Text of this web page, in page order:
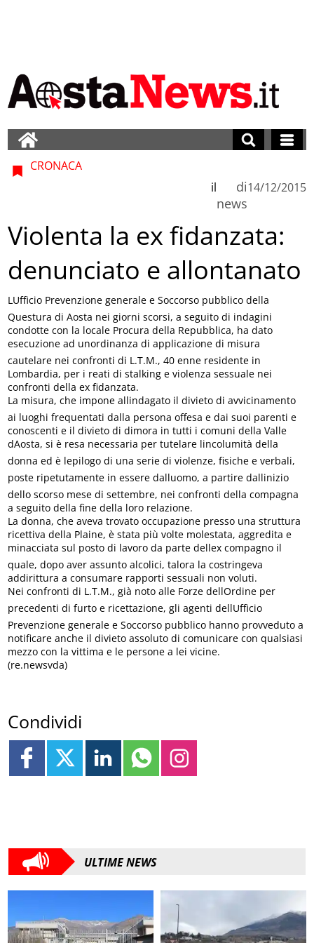
CRONACA
di
news
il 14/12/2015
Violenta la ex fidanzata:
denunciato e allontanato
LUfficio Prevenzione generale e Soccorso pubblico della
Questura di Aosta nei giorni scorsi, a seguito di indagini
condotte con la locale Procura della Repubblica, ha dato
esecuzione ad unordinanza di applicazione di misura
cautelare nei confronti di L.T.M., 40 enne residente in
Lombardia, per i reati di stalking e violenza sessuale nei
confronti della ex fidanzata.
La misura, che impone allindagato il divieto di avvicinamento
ai luoghi frequentati dalla persona offesa e dai suoi parenti e
conoscenti e il divieto di dimora in tutti i comuni della Valle
dAosta, si è resa necessaria per tutelare lincolumità della
donna ed è lepilogo di una serie di violenze, fisiche e verbali,
poste ripetutamente in essere dalluomo, a partire dallinizio
dello scorso mese di settembre, nei confronti della compagna
a seguito della fine della loro relazione.
La donna, che aveva trovato occupazione presso una struttura
ricettiva della Plaine, è stata più volte molestata, aggredita e
minacciata sul posto di lavoro da parte dellex compagno il
quale, dopo aver assunto alcolici, talora la costringeva
addirittura a consumare rapporti sessuali non voluti.
Nei confronti di L.T.M., già noto alle Forze dellOrdine per
precedenti di furto e ricettazione, gli agenti dellUfficio
Prevenzione generale e Soccorso pubblico hanno provveduto a
notificare anche il divieto assoluto di comunicare con qualsiasi
mezzo con la vittima e le persone a lei vicine.
(re.newsvda)
Condividi
ULTIME NEWS